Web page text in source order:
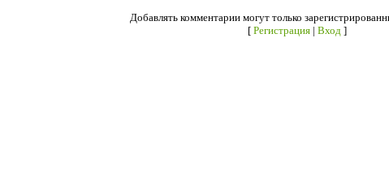
Добавлять комментарии могут только
[ Регистрация | Вход ]